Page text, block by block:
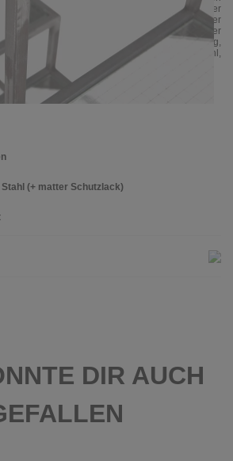
gefertig wird, macht dieses Möbelstück zu einer
sowohl zum Industrial-Stil als auch zu einer
Dieses Möbelstück wird in aufwändiger
unbehandelt gelassen, ohne Pulverbeschichtung,
von Zunderschicht .. Das Drahtgeflecht aus Stahl,
wurde, passt hier perfekt als Ablage.
(+ matter Schutzlack)
DIR AUCH